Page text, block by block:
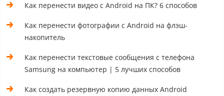
Как перенести видео с Android на ПК? 6 способов
Как перенести фотографии с Android на флэш-
накопитель
Как перенести текстовые сообщения с телефона
Samsung на компьютер | 5 лучших способов
Как создать резервную копию данных Android